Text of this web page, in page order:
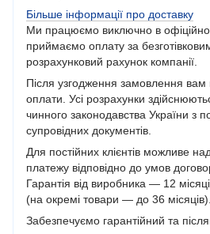
Більше інформації про доставку
Ми працюємо виключно в
приймаємо оплату за
розрахунковий рахунок компанії.
Після узгодження замовлення вам
оплати. Усі розрахунки
чинного законодавства України з
супровідних документів.
Для постійних клієнтів можливе
платежу відповідно до умов
Гарантія від виробника — 12
(на окремі товари — до 36 місяців).
Забезпечуємо гарантійний та